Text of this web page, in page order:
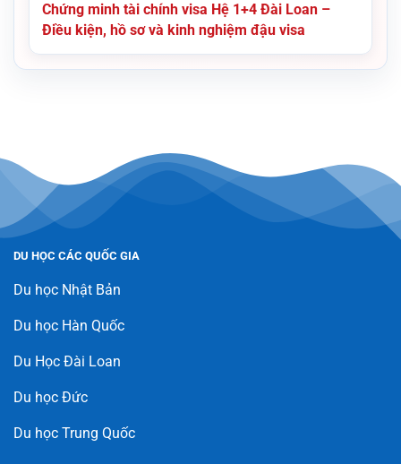
Chứng minh tài chính visa Hệ 1+4 Đài Loan –
Điều kiện, hồ sơ và kinh nghiệm đậu visa
DU HỌC CÁC QUỐC GIA
Du học Nhật Bản
Du học Hàn Quốc
Du Học Đài Loan
Du học Đức
Du học Trung Quốc